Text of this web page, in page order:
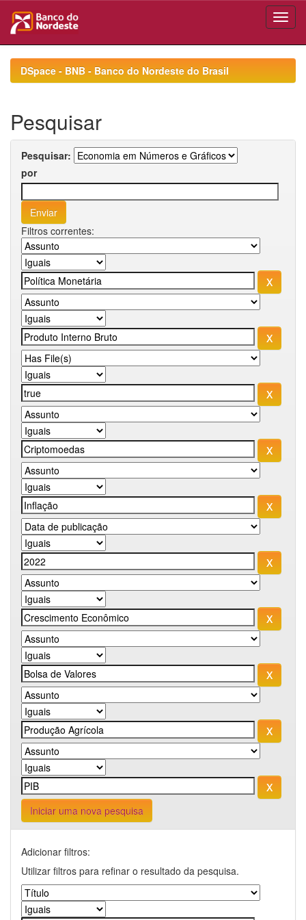
navigationDSpace - BNB - Banco do Nordeste do Brasil
Pesquisar
Pesquisar:
por
Filtros correntes:
Iniciar uma nova pesquisa
Adicionar filtros:
Utilizar filtros para refinar o resultado da pesquisa.